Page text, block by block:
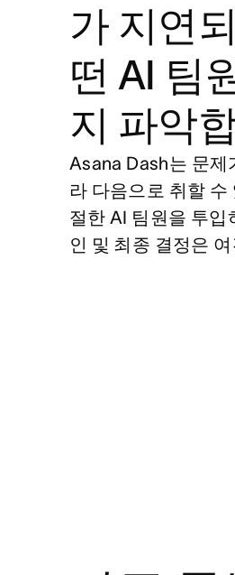
가 지연
떤 AI 팀
지 파악
Asana Dash는 문제
라 다음으로 취할 수
절한 AI 팀원을 투입
인 및 최종 결정은